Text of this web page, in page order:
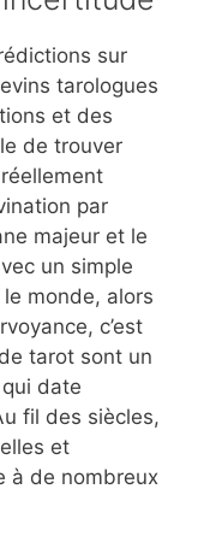
sur
tarologues
et des
de trouver
par
majeur et le
un simple
monde, alors
c’est
tarot sont un
date
fil des siècles,
et
à de nombreux